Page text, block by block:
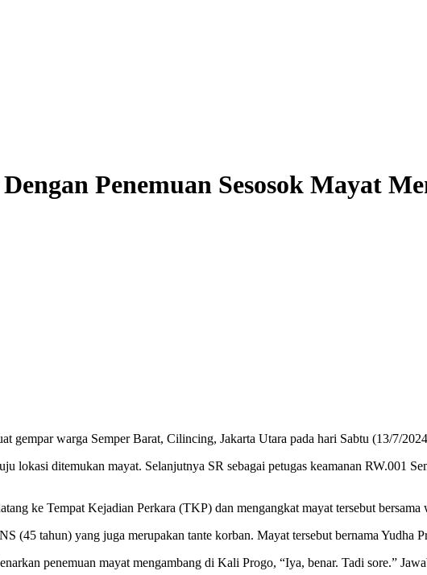
Penemuan Sesosok Mayat
gempar warga Semper Barat, Cilincing, Jakarta Utara pada hari Sabtu (13/7/
lokasi ditemukan mayat. Selanjutnya SR sebagai petugas keamanan RW.001
ke Tempat Kejadian Perkara (TKP) dan mengangkat mayat tersebut
(45 tahun) yang juga merupakan tante korban. Mayat tersebut bernama Yudha
penemuan mayat mengambang di Kali Progo, “Iya, benar. Tadi sore.”